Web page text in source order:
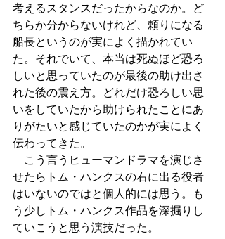
考えるスタンスだったからなのか。ど
ちらか分からないけれど、頼りになる
船長というのが実によく描かれてい
た。それでいて、本当は死ぬほど恐ろ
しいと思っていたのが最後の助け出さ
れた後の震え方。どれだけ恐ろしい思
いをしていたから助けられたことにあ
りがたいと感じていたのかが実によく
伝わってきた。
こう言うヒューマンドラマを演じさ
せたらトム・ハンクスの右に出る役者
はいないのではと個人的には思う。も
う少しトム・ハンクス作品を深掘りし
ていこうと思う演技だった。